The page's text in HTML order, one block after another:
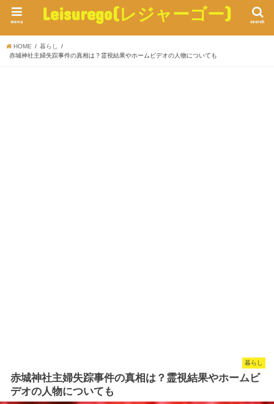
Leisurego(レジャーゴー) search
menu
HOME
暮らし
赤城神社主婦失踪事件の真相は？霊視結果やホームビデオの人物についても
暮らし
赤城神社主婦失踪事件の真相は？霊視結果やホームビ
デオの人物についても